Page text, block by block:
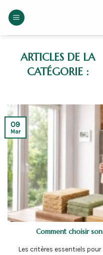
Comment choisir
Les critères essentiels
09
Mar